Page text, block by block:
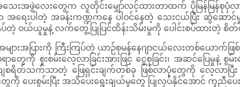
ေးအဖွဲလေးတွေက လူတိုင်းမျှော်လင့်ထားတာထက် ပိုမြန်မြန်စု
ာ အရေးပါတဲ့ အခန်းကဏ္ဍကနေ ပါဝင်နေတဲ့ သေးငယ်ပြီး ဆွဲ
ယ်ယူမှုနဲ့ လက်တွေ့ပြုပြင်ထိန်းသိမ်းမှုကို ပေါင်းစပ်ထားတဲ့ စိတ်ဝင်
ားကို ကြီးကြပ်တဲ့ ယာဉ်စုမန်နေဂျာငယ်လေးတစ်ယောက်ဖြစ်စ
တွေကို စူးစမ်းလေ့လာခြင်းအားဖြင့် ငွေစုခြင်း၊ အဆင်ပြေမှု
သာတဲ့ ဖြေရှင်းချက်တစ်ခု ဖြစ်လာပုံတွေကို လေ့လာပြီး ဘ
ေးစွမ်းပြီး အသိပေးရွေးချယ်မှုတွေ ပြုလုပ်နိုင်အောင် ကူညီပေ